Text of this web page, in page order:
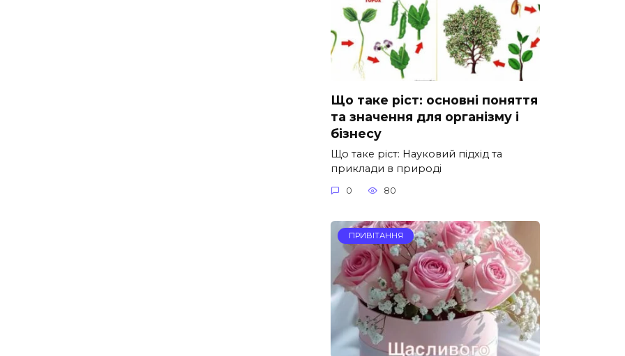
Що таке ріст: основні поняття
та значення для організму і
бізнесу
Що таке ріст: Науковий підхід та
приклади в природі
0 80
ПРИВІТАННЯ